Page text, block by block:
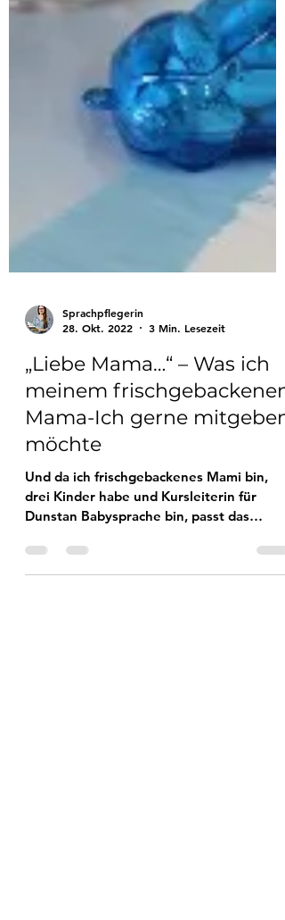
Sprachpflegerin
3 Min. Lesezeit
„Liebe Mama…“ – Was ich
meinem frischgebackenen
Mama-Ich gerne mitgeben
möchte
Und da ich frischgebackenes Mami bin,
drei Kinder habe und Kursleiterin für